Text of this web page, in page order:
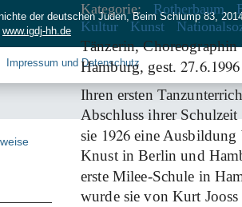
Kategorie: Rotherbaum
Kultur
Kunst
Tänzerin,
Hamburg, gest.27.6.1996
Ihren ersten
Abschluss ihrer
sie 1926 eine
Knust in Berlin und
erste Milee-Schule in
wurde sie von Kurt
der deutschen Juden, Beim Schlump 83,
www.igdj-hh.de
Impressum und Datenschutz